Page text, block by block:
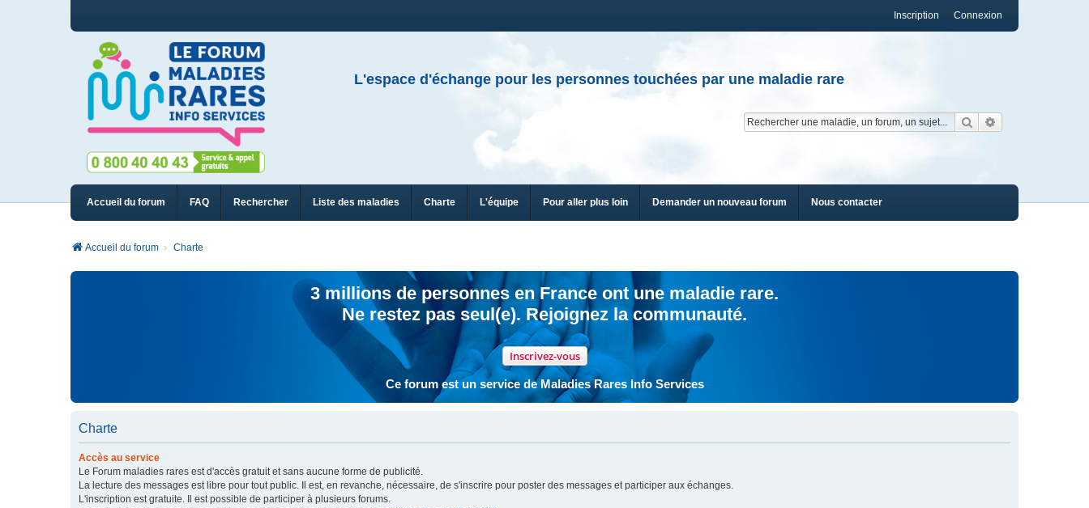
Connexion
Inscription
L'espace d'échange pour les personnes touchées par une maladie rare
Rechercher
Accueil du forum FAQ Rechercher Liste des maladies Charte L'équipe Pour aller plus loin Demander un nouveau forum Nous contacter
Accueil du forum Charte
3 millions de personnes en France ont une maladie rare.
Ne restez pas seul(e). Rejoignez la communauté.
Inscrivez-vous
Ce forum est un service de Maladies Rares Info Services
Charte
Accès au service
Le Forum maladies rares est d'accès gratuit et sans aucune forme de publicité.
La lecture des messages est libre pour tout public. Il est, en revanche, nécessaire, de s'inscrire pour poster des messages et participer aux échanges.
L'inscription est gratuite. Il est possible de participer à plusieurs forums.